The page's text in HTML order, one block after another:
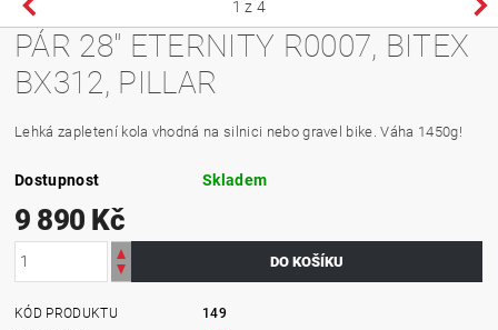
1 z 4
PÁR 28" ETERNITY R0007, BITEX
BX312, PILLAR
Lehká zapletení kola vhodná na silnici nebo gravel bike. Váha 1450g!
Dostupnost Skladem
9 890 Kč
KÓD PRODUKTU
149